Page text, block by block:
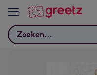
Bekijk meer
Zoeken